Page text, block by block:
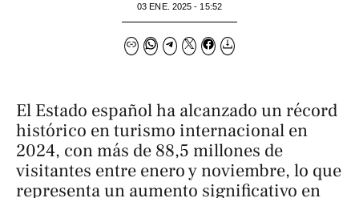
03 ENE. 2025 - 15:52
El Estado español ha alcanzado un récord
histórico en turismo internacional en
2024, con más de 88,5 millones de
visitantes entre enero y noviembre, lo que
representa un aumento significativo en